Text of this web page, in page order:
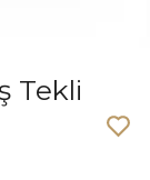
Tekli